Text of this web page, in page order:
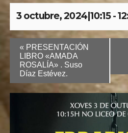
3 octubre, 2024|10:15-
« PRESENTACIÓN
LIBRO «AMADA
ROSALÍA» . Suso
Díaz Estévez.